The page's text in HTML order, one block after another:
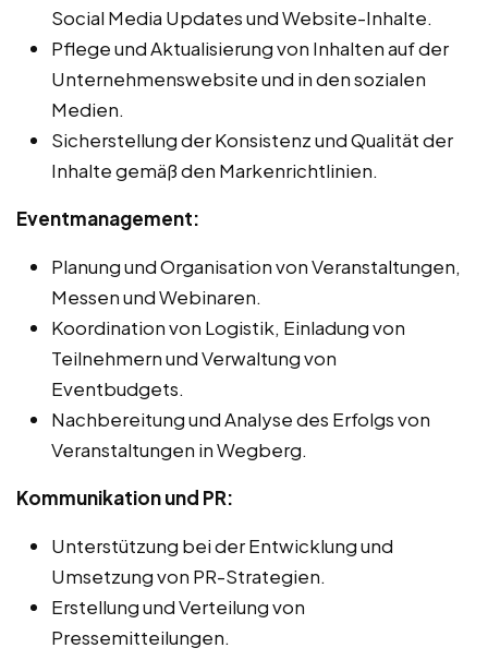
Social Media Updates und Website-Inhalte.
Pflege und Aktualisierung von Inhalten auf der
Unternehmenswebsite und in den sozialen
Medien.
Sicherstellung der Konsistenz und Qualität der
Inhalte gemäß den Markenrichtlinien.
Eventmanagement:
Planung und Organisation von Veranstaltungen,
Messen und Webinaren.
Koordination von Logistik, Einladung von
Teilnehmern und Verwaltung von
Eventbudgets.
Nachbereitung und Analyse des Erfolgs von
Veranstaltungen in Wegberg.
Kommunikation und PR:
Unterstützung bei der Entwicklung und
Umsetzung von PR-Strategien.
Erstellung und Verteilung von
Pressemitteilungen.